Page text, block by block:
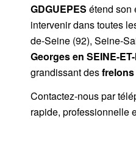
GDGUEPES étend son
intervenir dans toutes
de-Seine (92), Seine-
Georgesen SEINE-
grandissant des
Contactez-nous par
rapide, professionnelle